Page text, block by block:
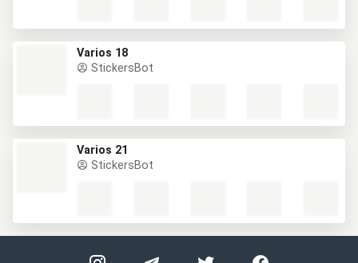
Varios 18
StickersBot
Varios 21
StickersBot